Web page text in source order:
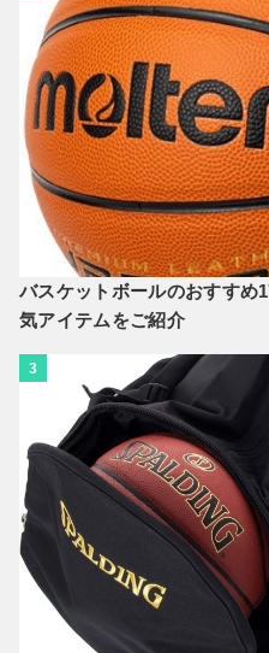
バスケットボールのおすすめ
気アイテムをご紹介
3